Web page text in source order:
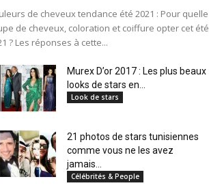
Numéro
un
en
de cheveux tendance été 2021 : Pour quelle
de cheveux, coloration et coiffure opter cet été
? Les réponses à cette...
Murex D’or 2017 : Les plus beaux
looks de stars en...
Look de stars
21 photos de stars tunisiennes
comme vous ne les avez
jamais...
Célébrités & People